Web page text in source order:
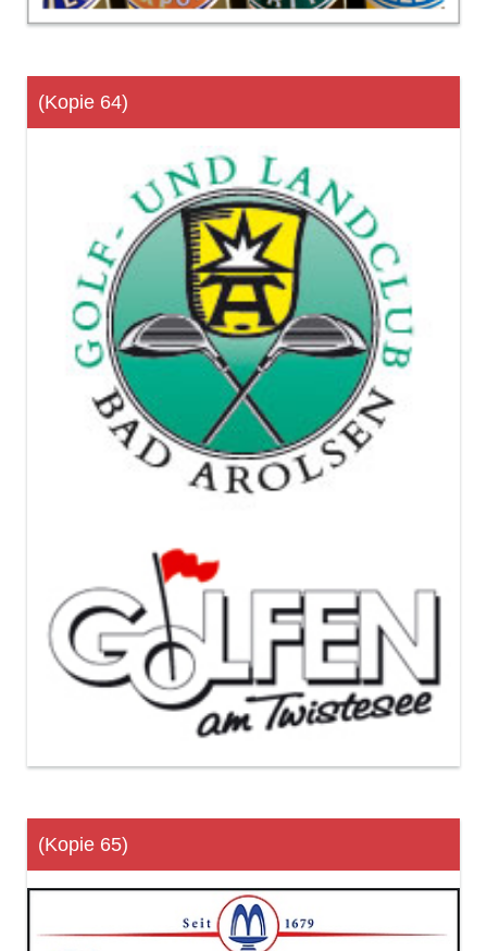
(Kopie 64)
(Kopie 65)